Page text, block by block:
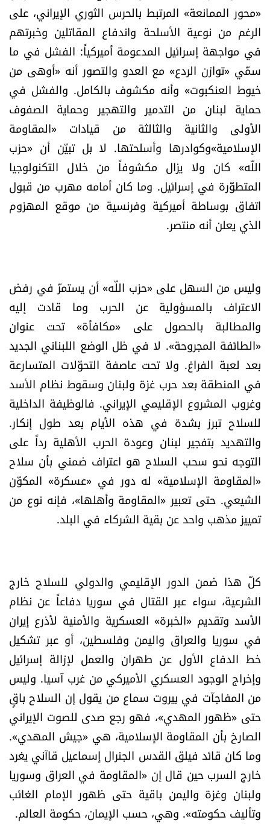
سجالات
صحّة وصحن
الرياضة
منوّعات
حظّك اليوم
للتاريخ
فيديو
من نحن
للتواصل معنا
شروط الاستخدام
شروط الإشتراك
Digital solutions by
«محور الممانعة» المرتبط بالحرس الثوري الإيراني، على
الرغم من نوعية الأسلحة واندفاع المقاتلين وخبرتهم
في مواجهة إسرائيل المدعومة أميركياً: الفشل في ما
سمّي «توازن الردع» مع العدو والتصور أنه «أوهى من
خيوط العنكبوت» وأنه مكشوف بالكامل. والفشل في
حماية لبنان من التدمير والتهجير وحماية الصفوف
الأولى والثانية والثالثة من قيادات «المقاومة
الإسلامية»وكوادرها وأسلحتها. لا بل تبيّن أن «حزب
اللّه» كان ولا يزال مكشوفاً من خلال التكنولوجيا
المتطوّرة في إسرائيل. وما كان أمامه مهرب من قبول
اتفاق بوساطة أميركية وفرنسية من موقع المهزوم
الذي يعلن أنه منتصر.
وليس من السهل على «حزب اللّه» أن يستمرّ في رفض
الاعتراف بالمسؤولية عن الحرب وما قادت إليه
والمطالبة بالحصول على «مكافأة» تحت عنوان
«الطائفة المجروحة». لا في ظل الوضع اللبناني الجديد
بعد لعبة الفراغ. ولا تحت عاصفة التحوّلات المتسارعة
في المنطقة بعد حرب غزة ولبنان وسقوط نظام الأسد
وغروب المشروع الإقليمي الإيراني. فالوظيفة الداخلية
للسلاح تبرز بشدة في هذه الأيام بعد طول إنكار.
والتهديد بتفجير لبنان وعودة الحرب الأهلية رداً على
التوجه نحو سحب السلاح هو اعتراف ضمني بأن سلاح
«المقاومة الإسلامية» له دور في «عسكرة» المكوّن
الشيعي. حتى تعبير «المقاومة وأهلها»، فإنه نوع من
تمييز مذهب واحد عن بقية الشركاء في البلد.
كلّ هذا ضمن الدور الإقليمي والدولي للسلاح خارج
الشرعية، سواء عبر القتال في سوريا دفاعاً عن نظام
الأسد وتقديم «الخبرة» العسكرية والأمنية لأذرع إيران
في سوريا والعراق واليمن وفلسطين، أو عبر تشكيل
خط الدفاع الأول عن طهران والعمل لإزالة إسرائيل
وإخراج الوجود العسكري الأميركي من غرب آسيا. وليس
من المفاجآت في بيروت سماع من يقول إن السلاح باقٍ
حتى «ظهور المهدي»، فهو رجع صدى للصوت الإيراني
الصارخ بأن المقاومة الإسلامية، هي «جيش المهدي».
وما كان قائد فيلق القدس الجنرال إسماعيل قاآني يغرد
خارج السرب حين قال إن «المقاومة في العراق وسوريا
ولبنان وغزة واليمن باقية حتى ظهور الإمام الغائب
وتأليف حكومته». وهي، حسب الإيمان، حكومة العالم.